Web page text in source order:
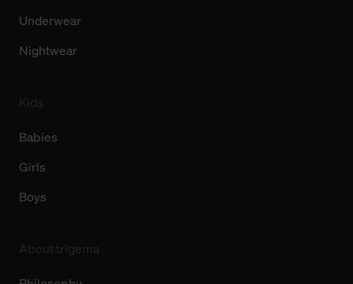
Underwear
Nightwear
Babies
Girls
Boys